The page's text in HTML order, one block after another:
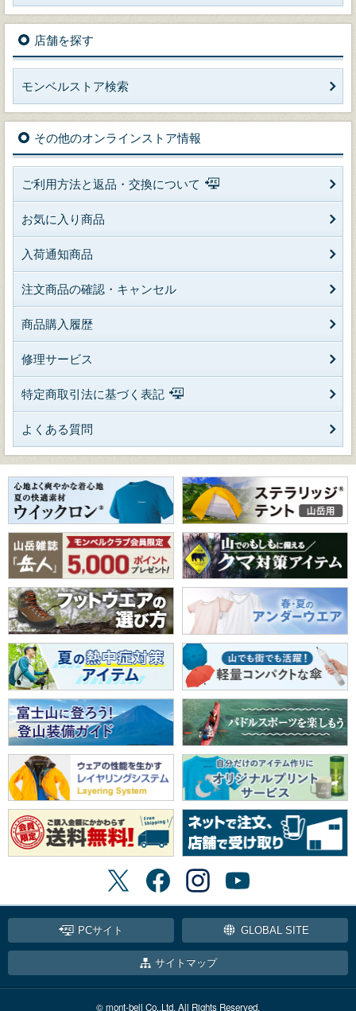
店舗を探す
モンベルストア検索
その他のオンラインストア情報
ご利用方法と返品・交換について
お気に入り商品
入荷通知商品
注文商品の確認・キャンセル
商品購入履歴
修理サービス
特定商取引法に基づく表記
よくある質問
PCサイト GLOBAL SITE
サイトマップ
© mont-bell Co.,Ltd. All Rights Reserved.